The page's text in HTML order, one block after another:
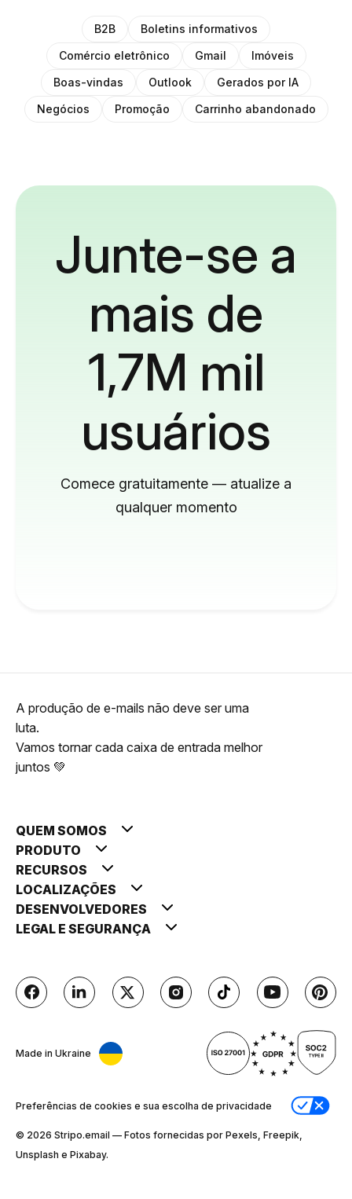
B2B
Boletins informativos
Comércio eletrônico
Gmail
Imóveis
Boas-vindas
Outlook
Gerados por IA
Negócios
Promoção Carrinho abandonado
Junte-se a
mais de
1,7M mil
usuários
Comece gratuitamente — atualize a
qualquer momento
A produção de e-mails não deve ser uma
luta.
Vamos tornar cada caixa de entrada melhor
juntos 💚
QUEM SOMOS
PRODUTO
RECURSOS
LOCALIZAÇÕES
DESENVOLVEDORES
LEGAL E SEGURANÇA
Made in Ukraine
Preferências de cookies e sua escolha de privacidade
© 2026 Stripо.email — Fotos fornecidas por Pexels, Freepik,
Unsplash e Pixabay.